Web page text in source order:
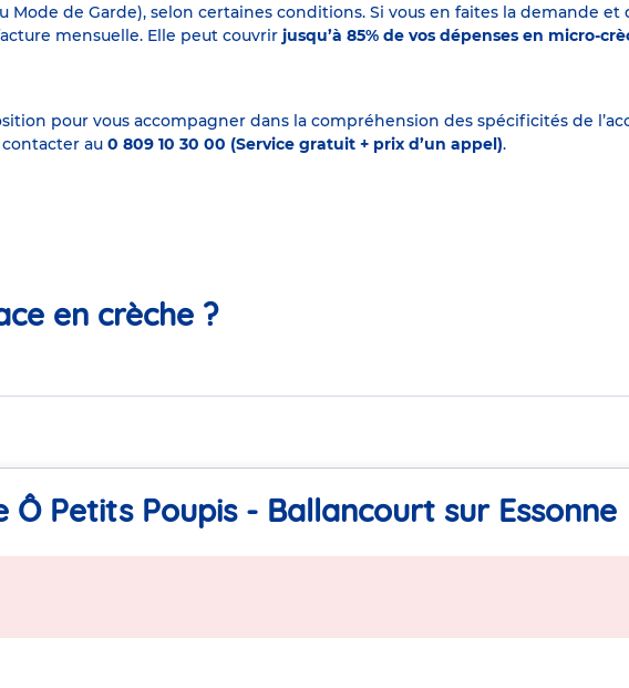
Mode de Garde), selon certaines conditions. Si vous en faites la demande
mensuelle. Elle peut couvrir jusqu’à 85% de vos dépenses en micro-
pour vous accompagner dans la compréhension des spécificités de
au 0 809 10 30 00 (Service gratuit + prix d’un appel).
en crèche ?
Petits Poupis - Ballancourt sur Essonne